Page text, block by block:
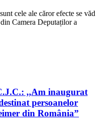
cele ale căror efecte se văd
Camera Deputaților a
,,Am inaugurat
persoanelor
din România”